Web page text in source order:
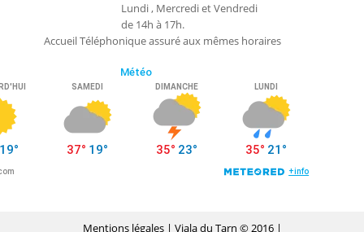
Lundi , Mercredi et Vendredi
de 14h à 17h.
Accueil Téléphonique assuré aux mêmes horaires
Mentions légales | Viala du Tarn © 2016 |